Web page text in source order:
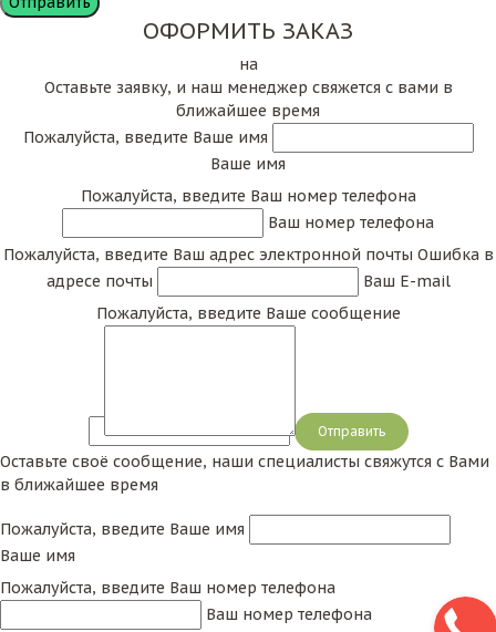
ОФОРМИТЬ ЗАКАЗ
на
Оставьте заявку, и наш менеджер свяжется с вами в
ближайшее время
Пожалуйста, введите Ваше имя
Ваше имя
Пожалуйста, введите Ваш номер телефона
Ваш номер телефона
Пожалуйста, введите Ваш адрес электронной почты Ошибка в
адресе почты
Ваш E-mail
Пожалуйста, введите Ваше сообщение
Сообщение
Оставьте своё сообщение, наши специалисты свяжутся с Вами
в ближайшее время
Пожалуйста, введите Ваше имя
Ваше имя
Пожалуйста, введите Ваш номер телефона
Ваш номер телефона